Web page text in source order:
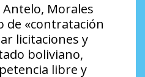
Morales
de «contratación
licitaciones y
boliviano,
libre y